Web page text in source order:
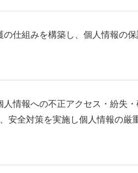
仕組みを構築し、個人情報の
情報への不正アクセス・紛失
安全対策を実施し個人情報の厳